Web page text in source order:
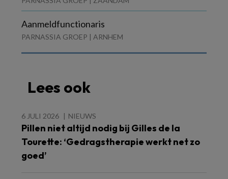
Aanmeldfunctionaris
PARNASSIA GROEP | ARNHEM
Lees ook
6 JULI 2026 NIEUWS
Pillen niet altijd nodig bij Gilles de la
Tourette: ‘Gedragstherapie werkt net zo
goed’